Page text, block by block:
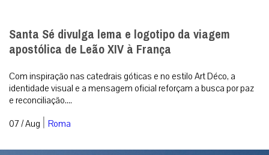
Santa Sé divulga lema e logotipo da viagem
apostólica de Leão XIV à França
Com inspiração nas catedrais góticas e no estilo Art Déco, a
identidade visual e a mensagem oficial reforçam a busca por paz
e reconciliação....
07 / Aug | Roma